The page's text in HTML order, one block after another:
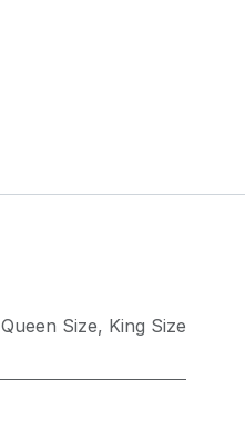
Queen Size, King Size